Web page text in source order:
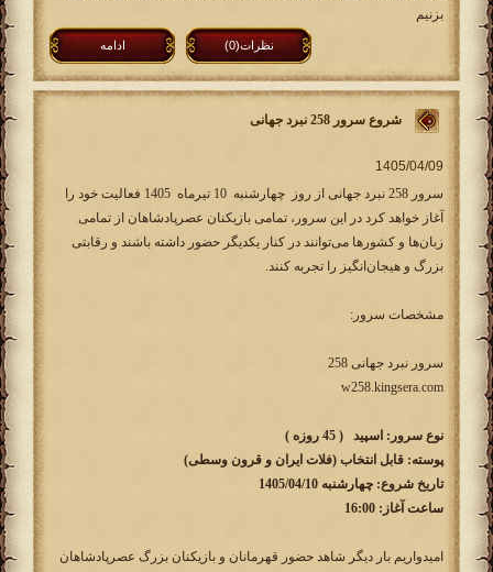
بزنیم
ادامه نظرات(0)
شروع سرور 258 نبرد جهانی
سرور 258 نبرد جهانی از روز چهارشنبه 10 تیرماه 1405 فعالیت خود را
آغاز خواهد کرد در این سرور، تمامی بازیکنان عصرپادشاهان از تمامی
زبان‌ها و کشورها می‌توانند در کنار یکدیگر حضور داشته باشند و رقابتی
بزرگ و هیجان‌انگیز را تجربه کنند.
مشخصات سرور:
سرور نبرد جهانی 258
w258.kingsera.com
نوع سرور: اسپید ( 45 روزه )
پوسته: قابل انتخاب (فلات ایران و قرون وسطی)
تاریخ شروع: چهارشنبه 1405/04/10
ساعت آغاز: 16:00
امیدواریم بار دیگر شاهد حضور قهرمانان و بازیکنان بزرگ عصرپادشاهان